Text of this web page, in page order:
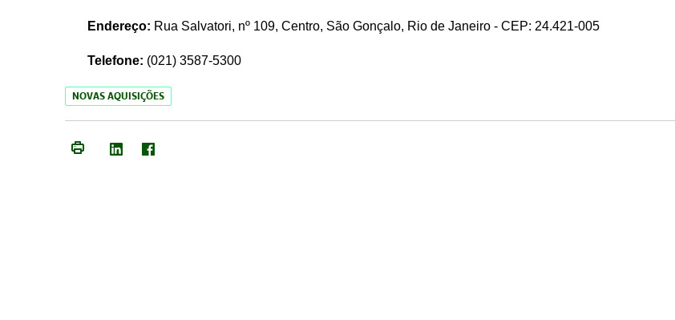
Endereço: Rua Salvatori, nº 109, Centro, São Gonçalo, Rio de Janeiro - CEP: 24.421-005
Telefone: (021) 3587-5300
NOVAS AQUISIÇÕES